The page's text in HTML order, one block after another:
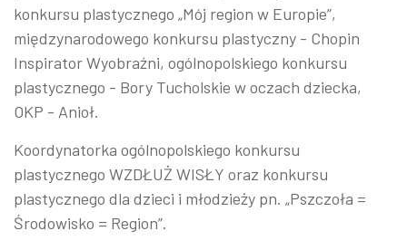
konkursu plastycznego „Mój region w Europie”,
międzynarodowego konkursu plastyczny - Chopin
Inspirator Wyobraźni, ogólnopolskiego konkursu
plastycznego - Bory Tucholskie w oczach dziecka,
OKP - Anioł.
Koordynatorka ogólnopolskiego konkursu
plastycznego WZDŁUŻ WISŁY oraz konkursu
plastycznego dla dzieci i młodzieży pn. „Pszczoła =
Środowisko = Region”.